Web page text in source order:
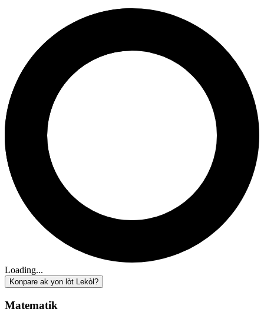
Loading...
Konpare ak yon lòt Lekòl?
Matematik